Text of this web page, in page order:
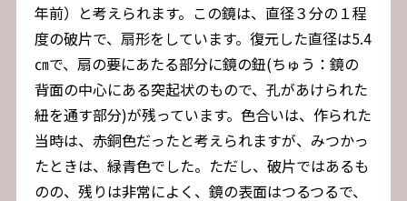
年前）と考えられます。この鏡は、直径３分の１程
度の破片で、扇形をしています。復元した直径は5.4
㎝で、扇の要にあたる部分に鏡の鈕(ちゅう：鏡の
背面の中心にある突起状のもので、孔があけられた
紐を通す部分)が残っています。色合いは、作られた
当時は、赤銅色だったと考えられますが、みつかっ
たときは、緑青色でした。ただし、破片ではあるも
のの、残りは非常によく、鏡の表面はつるつるで、